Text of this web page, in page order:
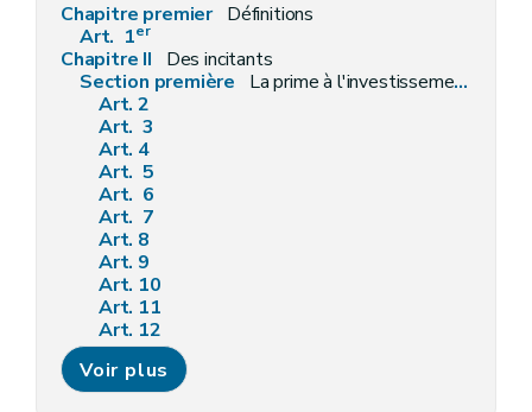
Chapitre premier Définitions
Art. 1er
Chapitre II
Des incitants
Section première
La prime à l'investissement
Art. 2
Art. 3
Art. 4
Art. 5
Art. 6
Art. 7
Art. 8
Art. 9
Art. 10
Art. 11
Art. 12
Art. 13
Art. 14
Art. 15
Voir plus